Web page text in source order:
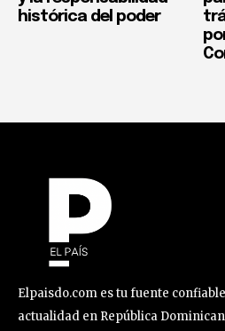
histórica del poder
Elpaisdo.com es tu fuente
actualidad en República